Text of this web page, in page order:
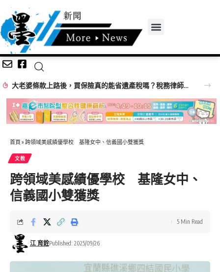
父為兒選舉籌4千萬、競選支出僅1810萬？游淑慧追問鄭朝方：2190萬差額去哪了
首頁 » 跨領域美感績優學校 基隆女中、信義國小雙獲獎
文教
跨領域美感績優學校 基隆女中、
信義國小雙獲獎
江 育銓Published: 2025/09/26
5 Min Read